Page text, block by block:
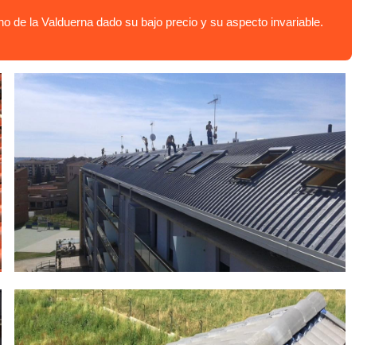
de la Valduerna dado su bajo precio y su aspecto invariable.